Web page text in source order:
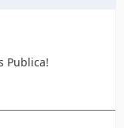
Publica!